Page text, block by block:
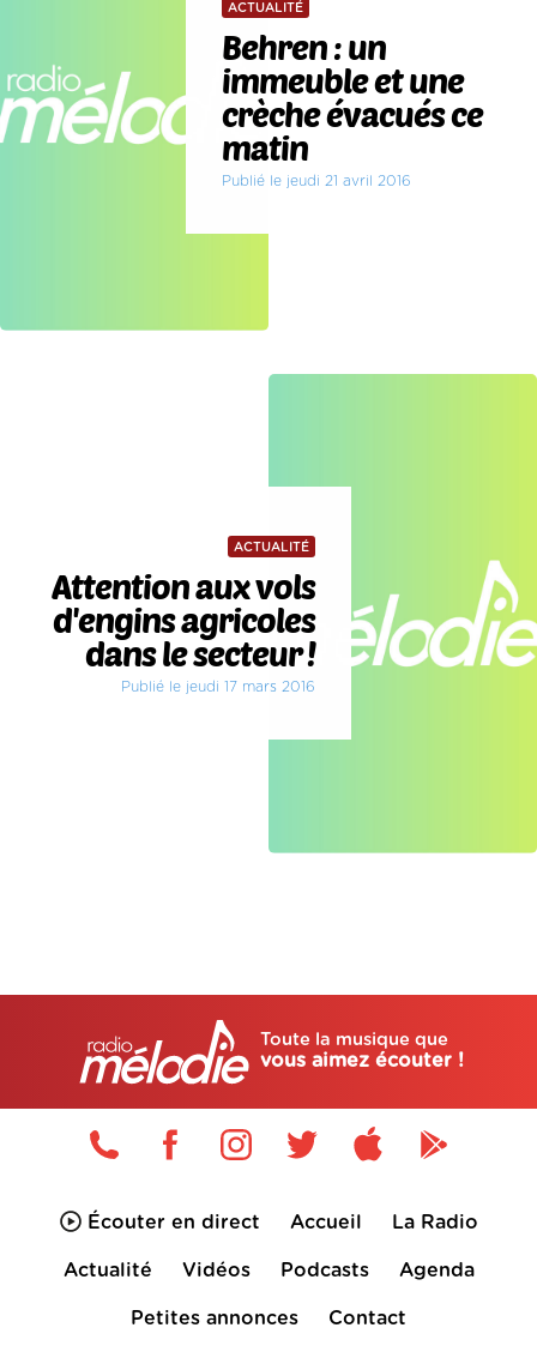
ACTUALITÉ
Behren : un
immeuble et une
crèche évacués ce
matin
Publié le jeudi 21 avril 2016
ACTUALITÉ
Attention aux vols
d'engins agricoles
dans le secteur !
Publié le jeudi 17 mars 2016
Toute la musique que
vous aimez écouter !
Écouter en direct Accueil La Radio
Actualité Vidéos Podcasts Agenda
Petites annonces Contact